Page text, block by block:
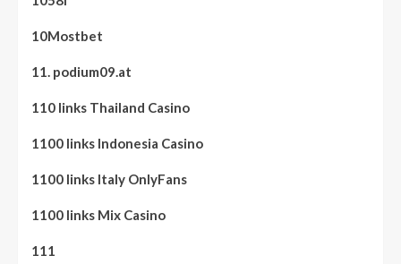
10Mostbet
11. podium09.at
110 links Thailand Casino
1100 links Indonesia Casino
1100 links Italy OnlyFans
1100 links Mix Casino
111